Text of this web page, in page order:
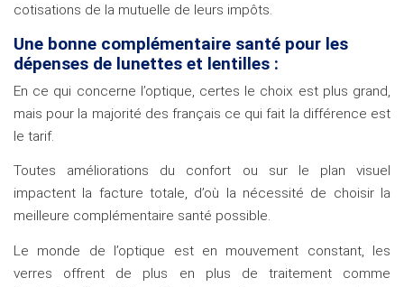
cotisations de la mutuelle de leurs impôts.
Une bonne complémentaire santé pour les
dépenses de lunettes et lentilles :
En ce qui concerne l’optique, certes le choix est plus grand,
mais pour la majorité des français ce qui fait la différence est
le tarif.
Toutes améliorations du confort ou sur le plan visuel
impactent la facture totale, d’où la nécessité de choisir la
meilleure complémentaire santé possible.
Le monde de l’optique est en mouvement constant, les
verres offrent de plus en plus de traitement comme